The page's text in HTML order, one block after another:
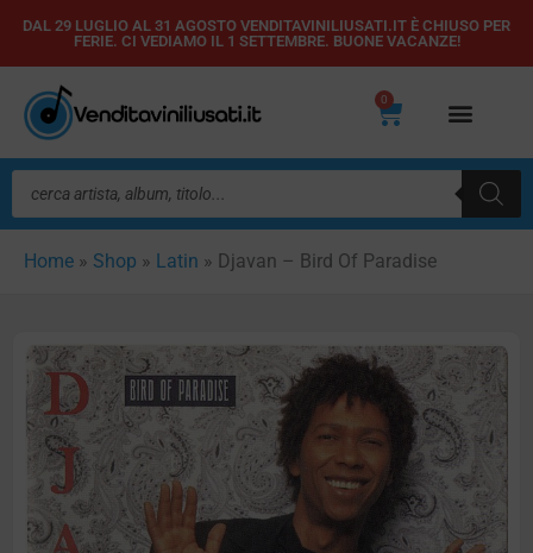
Vai
contenuto
DAL 29 LUGLIO AL 31 AGOSTO VENDITAVINILIUSATI.IT È CHIUSO PER
FERIE. CI VEDIAMO IL 1 SETTEMBRE. BUONE VACANZE!
0
Carrello
Ricerca
prodotti
Home » Shop » Latin » Djavan – Bird Of Paradise